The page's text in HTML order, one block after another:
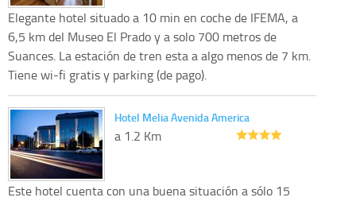
Elegante hotel situado a 10 min en coche de IFEMA, a
6,5 km del Museo El Prado y a solo 700 metros de
Suances. La estación de tren esta a algo menos de 7 km.
Tiene wi-fi gratis y parking (de pago).
Hotel Melia Avenida America
a 1.2 Km
Este hotel cuenta con una buena situación a sólo 15